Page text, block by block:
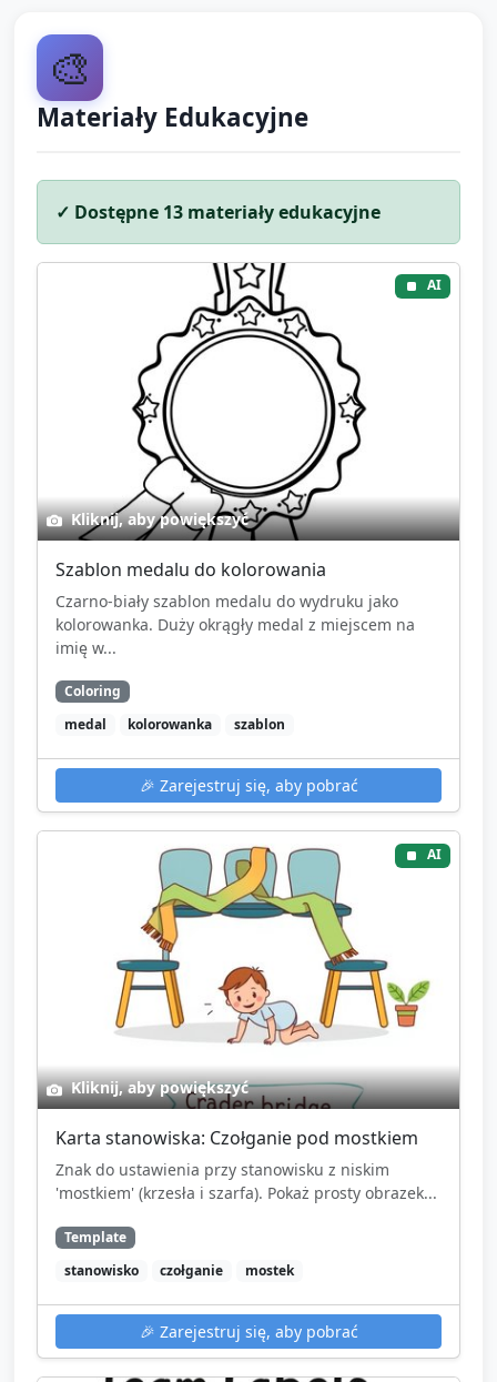
🎨
Materiały Edukacyjne
✓ Dostępne 13 materiały edukacyjne
AI
Kliknij, aby powiększyć
Szablon medalu do kolorowania
Czarno‑biały szablon medalu do wydruku jako
kolorowanka. Duży okrągły medal z miejscem na
imię w...
Coloring
medal
kolorowanka szablon
🎉 Zarejestruj się, aby pobrać
AI
Kliknij, aby powiększyć
Karta stanowiska: Czołganie pod mostkiem
Znak do ustawienia przy stanowisku z niskim
'mostkiem' (krzesła i szarfa). Pokaż prosty obrazek...
Template
stanowisko
czołganie mostek
🎉 Zarejestruj się, aby pobrać